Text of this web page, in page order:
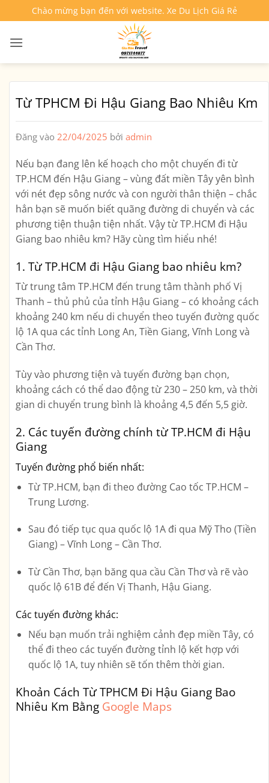
qua
nội
Chào mừng bạn đến với website. Xe Du Lịch Giá Rẻ
Từ TPHCM Đi Hậu Giang Bao Nhiêu Km
Đăng vào 22/04/2025 bởi admin
Nếu bạn đang lên kế hoạch cho một chuyến đi từ
TP.HCM đến Hậu Giang – vùng đất miền Tây yên bình
với nét đẹp sông nước và con người thân thiện – chắc
hẳn bạn sẽ muốn biết quãng đường di chuyển và các
phương tiện thuận tiện nhất. Vậy từ TP.HCM đi Hậu
Giang bao nhiêu km? Hãy cùng tìm hiểu nhé!
1. Từ TP.HCM đi Hậu Giang bao nhiêu km?
Từ trung tâm TP.HCM đến trung tâm thành phố Vị
Thanh – thủ phủ của tỉnh Hậu Giang – có khoảng cách
khoảng 240 km nếu di chuyển theo tuyến đường quốc
lộ 1A qua các tỉnh Long An, Tiền Giang, Vĩnh Long và
Cần Thơ.
Tùy vào phương tiện và tuyến đường bạn chọn,
khoảng cách có thể dao động từ230 – 250 km, và thời
gian di chuyển trung bình là khoảng 4,5 đến 5,5 giờ.
2. Các tuyến đường chính từ TP.HCM đi Hậu
Giang
Tuyến đường phổ biến nhất:
Từ TP.HCM, bạn đi theo đường Cao tốc TP.HCM –
Trung Lương.
Sau đó tiếp tục qua quốc lộ 1A đi qua Mỹ Tho (Tiền
Giang) – Vĩnh Long – Cần Thơ.
Từ Cần Thơ, bạn băng qua cầu Cần Thơ và rẽ vào
quốc lộ 61B để đến Vị Thanh, Hậu Giang.
Các tuyến đường khác:
Nếu bạn muốn trải nghiệm cảnh đẹp miền Tây, có
thể đi theo các tuyến đường tỉnh lộ kết hợp với
quốc lộ 1A, tuy nhiên sẽ tốn thêm thời gian.
Khoản Cách Từ TPHCM Đi Hậu Giang Bao
Nhiêu Km Bằng Google Maps